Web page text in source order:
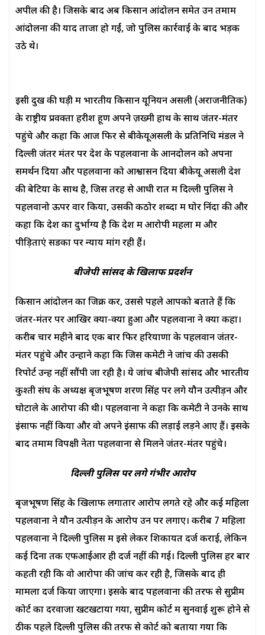
अपील की है। जिसके बाद अब किसान आंदोलन समेत उन तमाम
आंदोलनों की यादें ताजा हो गईं, जो पुलिस कार्रवाई के बाद भड़क
उठे थे।
इसी दुख की घड़ी में भारतीय किसान यूनियन असली (अराजनीतिक)
के राष्ट्रीय प्रवक्ता हरीश हूण अपने ज़ख्मी हाथ के साथ जंतर-मंतर
पहुंचे और कहा कि आज फिर से बीकेयूअसली के प्रतिनिधि मंडल ने
दिल्ली जंतर मंतर पर देश के पहलवानों के आनदोलन को अपना
समर्थन दिया और पहलवानों को आश्वासन दिया बीकेयू असली देश
की बेटियों के साथ है, जिस तरह से आधी रात में दिल्ली पुलिस ने
पहलवानो ऊपर वार किया, उसकी कठोर शब्दों में घोर निंदा की और
कहा कि देश का दुर्भाग्य है कि देश में आरोपी महलों में और
पीड़िताएं सडकों पर न्याय मांग रही हैं।
बीजेपी सांसद के खिलाफ प्रदर्शन
किसान आंदोलन का जिक्र करें, उससे पहले आपको बताते हैं कि
जंतर-मंतर पर आखिर क्या-क्या हुआ और पहलवानों ने क्या कहा।
करीब चार महीने बाद एक बार फिर हरियाणा के पहलवान जंतर-
मंतर पहुंचे और उन्होंने कहा कि जिस कमेटी ने जांच की उसकी
रिपोर्ट उन्हें नहीं सौंपी जा रही है। ये जांच बीजेपी सांसद और भारतीय
कुश्ती संघ के अध्यक्ष बृजभूषण शरण सिंह पर लगे यौन उत्पीड़न और
घोटाले के आरोपों की थी। पहलवानों ने कहा कि कमेटी ने उनके साथ
इंसाफ नहीं किया और वो अपने इंसाफ की लड़ाई लड़ने आए हैं। इसके
बाद तमाम विपक्षी नेता पहलवानों से मिलने जंतर-मंतर पहुंचे।
दिल्ली पुलिस पर लगे गंभीर आरोप
बृजभूषण सिंह के खिलाफ लगातार आरोप लगते रहे और कई महिला
पहलवानों ने यौन उत्पीड़न के आरोप उन पर लगाए। करीब 7 महिला
पहलवानों ने दिल्ली पुलिस में इसे लेकर शिकायत दर्ज कराई, लेकिन
कई दिनों तक एफआईआर ही दर्ज नहीं की गई। दिल्ली पुलिस हर बार
कहती रही कि वो आरोपों की जांच कर रही है, जिसके बाद ही
मामला दर्ज किया जाएगा। इसके बाद पहलवानों की तरफ से सुप्रीम
कोर्ट का दरवाजा खटखटाया गया, सुप्रीम कोर्ट में सुनवाई शुरू होने से
ठीक पहले दिल्ली पुलिस की तरफ से कोर्ट को बताया गया कि